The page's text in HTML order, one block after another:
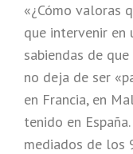
«¿Cómo valoras
que intervenir en
sabiendas de
no deja de ser
en Francia, en
tenido en
mediados de los